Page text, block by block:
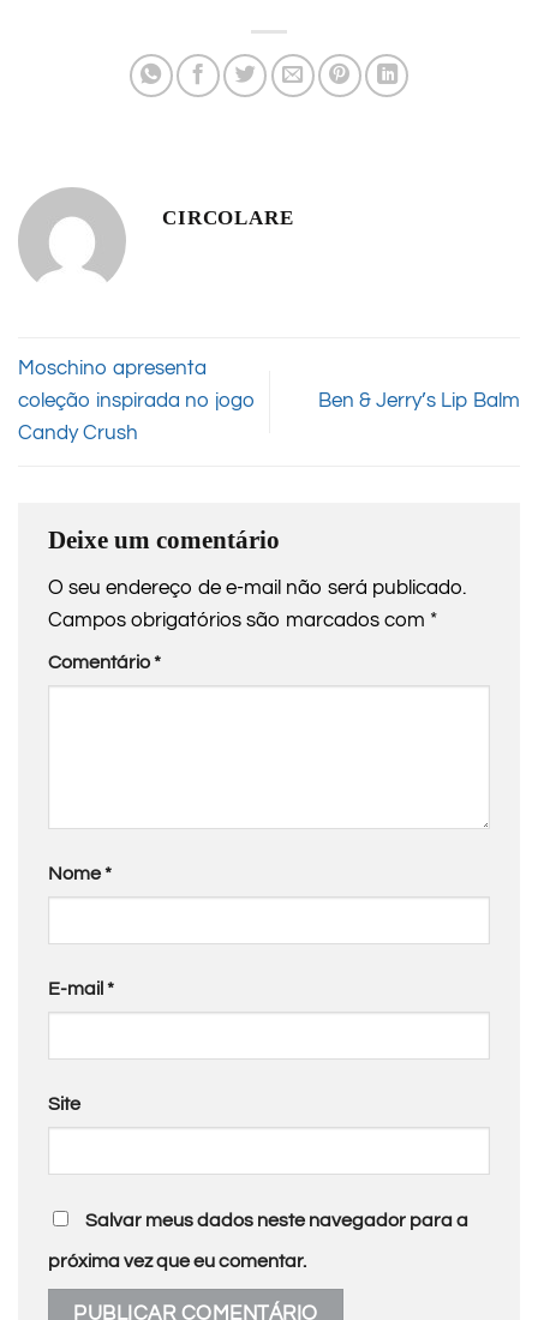
CIRCOLARE
Moschino apresenta
coleção inspirada no jogo
Candy Crush
Ben & Jerry’s Lip Balm
Deixe um comentário
O seu endereço de e-mail não será publicado.
Campos obrigatórios são marcados com *
Comentário*
Nome*
E-mail *
Site
Salvar meus dados neste navegador para a
próxima vez que eu comentar.